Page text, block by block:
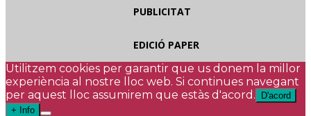
PUBLICITAT
EDICIÓ PAPER
Utilitzem cookies per garantir que us donem la millor
experiència al nostre lloc web. Si continues navegant
per aquest lloc assumirem que estàs d'acord.
D'acord
+ Info